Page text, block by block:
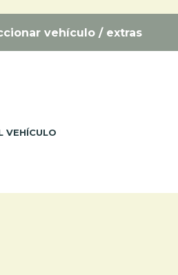
vehículo / extras
VEHÍCULO